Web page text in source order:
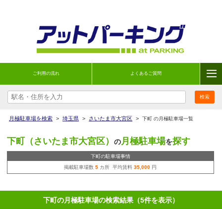
ご利用の流れ よくあるご質問
月極駐車場を検索 > 埼玉県 > さいたま市大宮区 > 下町 の月極駐車場一覧
下町（さいたま市大宮区） の月極駐車場を探す
下町の駐車場事情
掲載駐車場数5 カ所 平均賃料35,000 円
下町の月極駐車場の検索結果（5件を表示）